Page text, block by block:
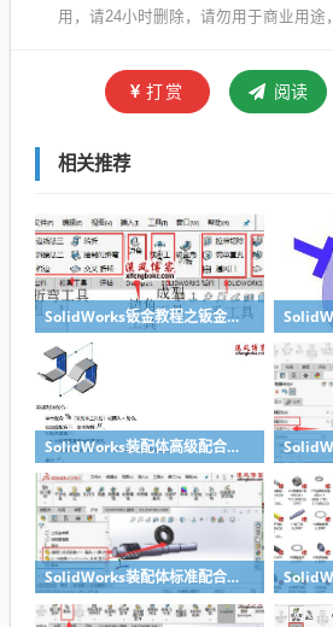
用，请24小时删除，请勿用于商业用途
打赏 阅读
相关推荐
SolidWorks钣金教程之钣金工具介绍
SolidWorks装配体高级配合之对称、宽度
SolidWorks装配体标准配合之相切、同轴心、锁定